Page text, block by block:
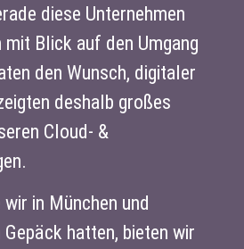
diese Unternehmen
Blick auf den Umgang
den Wunsch, digitaler
deshalb großes
Cloud- &
wir in München und
hatten, bieten wir